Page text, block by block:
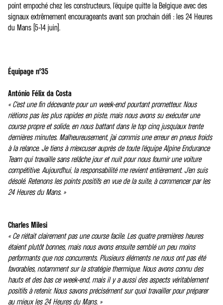
point empoché chez les constructeurs, l'équipe quitte la Belgique avec des
signaux extrêmement encourageants avant son prochain défi : les 24 Heures
du Mans (5-14 juin).
Équipage n°35
António Félix da Costa
« C'est une fin décevante pour un week-end pourtant prometteur. Nous
n'étions pas les plus rapides en piste, mais nous avons su exécuter une
course propre et solide, en nous battant dans le top cinq jusqu'aux trente
dernières minutes. Malheureusement, j'ai commis une erreur en pneus froids
à la relance. Je tiens à m'excuser auprès de toute l'équipe Alpine Endurance
Team qui travaille sans relâche jour et nuit pour nous fournir une voiture
compétitive. Aujourd'hui, la responsabilité me revient entièrement. J'en suis
désolé. Retenons les points positifs en vue de la suite, à commencer par les
24 Heures du Mans. »
Charles Milesi
« Ce n'était clairement pas une course facile. Les quatre premières heures
étaient plutôt bonnes, mais nous avons ensuite semblé un peu moins
performants que nos concurrents. Plusieurs éléments ne nous ont pas été
favorables, notamment sur la stratégie thermique. Nous avons connu des
hauts et des bas ce week-end, mais il y a aussi des aspects véritablement
positifs à retenir. Nous savons précisément sur quoi travailler pour préparer
au mieux les 24 Heures du Mans. »